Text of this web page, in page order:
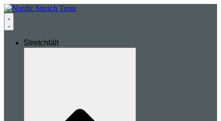
Stretchtält